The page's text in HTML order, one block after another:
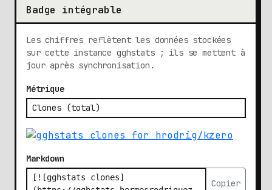
Badge intégrable
Les chiffres reflètent les données stockées
sur cette instance gghstats ; ils se mettent à
jour après synchronisation.
Métrique
Markdown
Copier